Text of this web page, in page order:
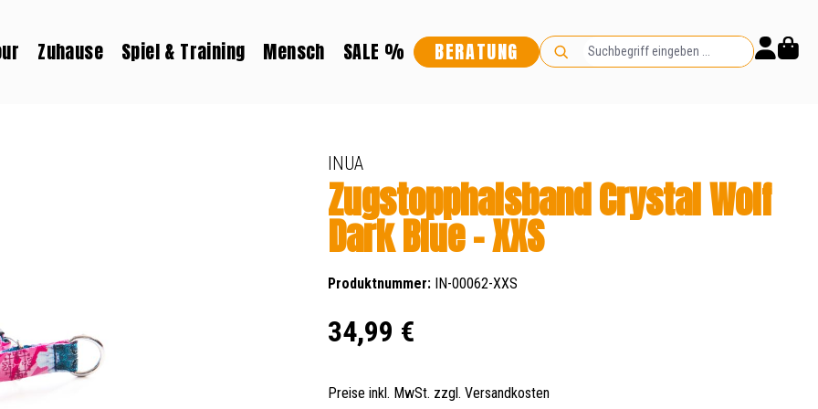
Zuhause Spiel & Training Mensch SALE % BERATUNG
INUA
Zugstopphalsband Crystal Wolf
Dark Blue - XXS
Produktnummer: IN-00062-XXS
Regulärer Preis:
34,99 €
Preise inkl. MwSt. zzgl. Versandkosten